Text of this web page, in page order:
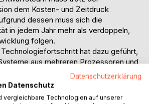
dem Kosten- und Zeitdruck
dessen muss sich die
in jedem Jahr mehr als verdoppeln,
folgen.
hat dazu geführt,
aus mehreren Prozessoren und
auf einem einzelnen
können (SoC). Um die Komplexität
mögliche Anwendungen kontrollieren
Datenschutzerklärung
Datenschutz
vergleichbare Technologien auf unserer